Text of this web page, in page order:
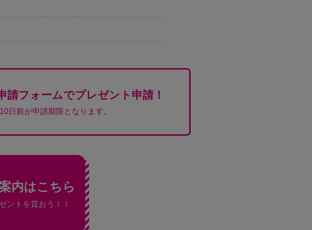
フォームでプレゼント申請！
日前が申請期限となります。
内はこちら
ントを貰おう！！